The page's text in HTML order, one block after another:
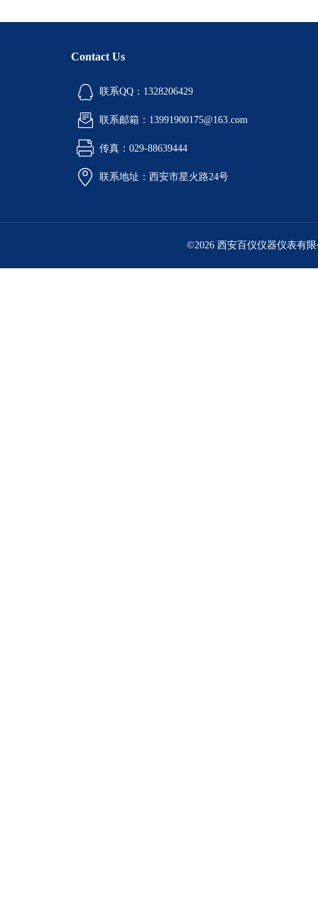
Contact Us
联系QQ：1328206429
联系邮箱：13991900175@163.com
传真：029-88639444
联系地址：西安市星火路24号
©2026 西安百仪仪器仪表有